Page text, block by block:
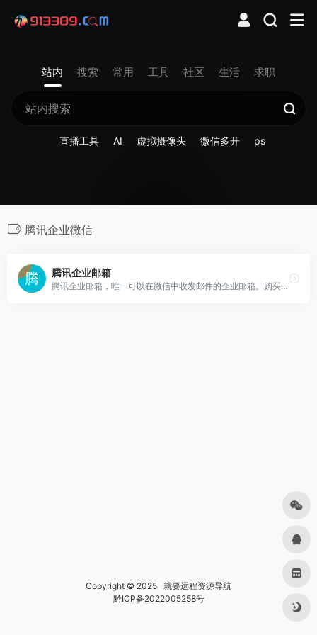
站内 搜索 常用 工具 社区 生活 求职
直播工具 AI 虚拟摄像头 微信多开 ps
腾讯企业微信
腾讯企业邮箱
腾讯企业邮箱，唯一可以在微信中收发邮件的企业邮箱。购买收费版企业邮箱，免费赠送域名。每账号每年100元起，多重优惠折扣，企业邮箱限时免费试用中。
Copyright © 2025 就要远程资源导航
黔ICP备2022005258号